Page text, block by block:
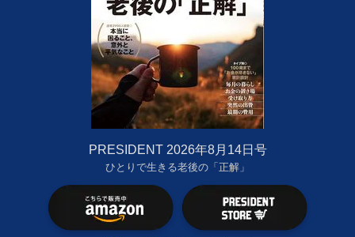
PRESIDENT 2026年8月14日号
ひとりで生きる老後の「正解」